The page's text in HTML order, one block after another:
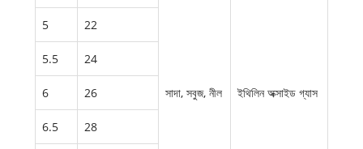
সাদা, সবুজ, নীল ইথিলিন অক্সাইড গ্যাস
5 22
5.5 24
6 26
6.5 28